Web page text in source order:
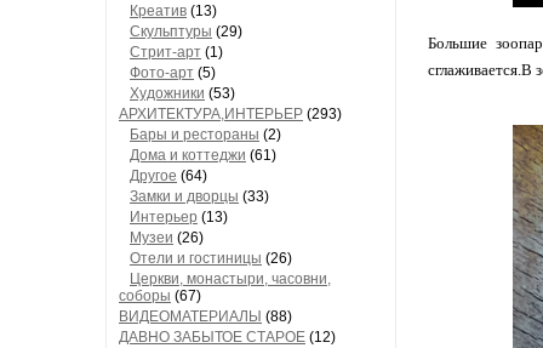
Креатив (13)
Скульптуры (29)
Стрит-арт (1)
Фото-арт (5)
Художники (53)
АРХИТЕКТУРА,ИНТЕРЬЕР (293)
Бары и рестораны (2)
Дома и коттеджи (61)
Другое (64)
Замки и дворцы (33)
Интерьер (13)
Музеи (26)
Отели и гостиницы (26)
Церкви, монастыри, часовни,
соборы (67)
ВИДЕОМАТЕРИАЛЫ (88)
ДАВНО ЗАБЫТОЕ СТАРОЕ (12)
Большие
сглаживается.В